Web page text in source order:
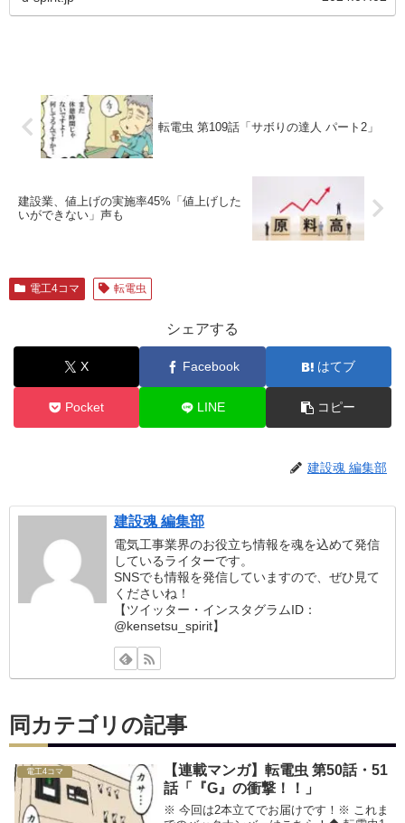
転電虫 第109話「サボりの達人 パート2」
建設業、値上げの実施率45%「値上げした
いができない」声も
電工4コマ 転電虫
シェアする
X Facebook はてブ
Pocket LINE コピー
建設魂 編集部
建設魂 編集部
電気工事業界のお役立ち情報を魂を込めて発信
しているライターです。
SNSでも情報を発信していますので、ぜひ見て
くださいね！
【ツイッター・インスタグラムID：
@kensetsu_spirit】
同カテゴリの記事
電工4コマ
【連載マンガ】転電虫 第50話・51
話「『G』の衝撃！！」
※ 今回は2本立てでお届けです！※ これま